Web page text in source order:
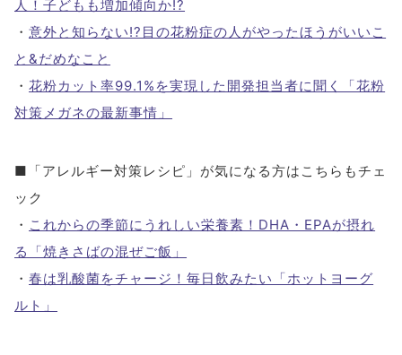
人！子どもも増加傾向か!?
・意外と知らない!?目の花粉症の人がやったほうがいいこ
と&だめなこと
・花粉カット率99.1%を実現した開発担当者に聞く「花粉
対策メガネの最新事情」
■「アレルギー対策レシピ」が気になる方はこちらもチェ
ック
・ これからの季節にうれしい栄養素！DHA・EPAが摂れ
る「焼きさばの混ぜご飯」
・春は乳酸菌をチャージ！毎日飲みたい「ホットヨーグ
ルト」